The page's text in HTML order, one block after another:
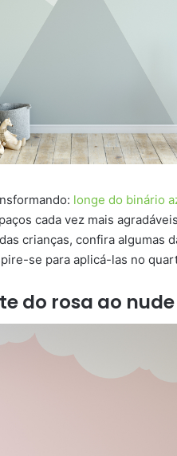
longe do binário
cada vez mais
crianças, confira algumas
se para aplicá-las no
do rosa ao nude